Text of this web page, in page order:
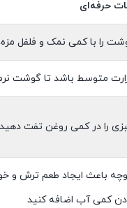
حرفه‌ای
را با کمی نمک و فلفل
متوسط باشد تا گوشت
را در کمی روغن تفت
باعث ایجاد طعم ترش
کمی آب اضافه کنید